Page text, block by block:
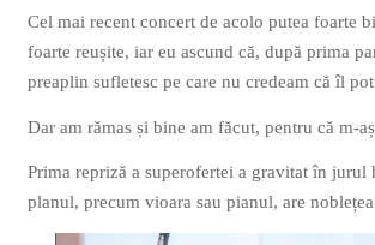
Cel mai recent concert de acolo putea foarte
foarte reușite, iar eu ascund că, după prima
preaplin sufletesc pe care nu credeam că îl
Dar am rămas și bine am făcut, pentru că m-
Prima repriză a superofertei a gravitat în
planul, precum vioara sau pianul, are